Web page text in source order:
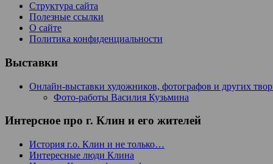
Структура сайта
Полезные ссылки
О сайте
Политика конфиденциальности
Выставки
Онлайн-выставки художников, фотографов и других
Фото-работы Василия Кузьмина
Интерсное про г. Клин и его жителей
История г.о. Клин и не только…
Интересные люди Клина